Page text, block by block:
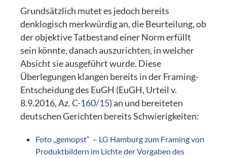
Grundsätzlich mutet es jedoch bereits
denklogisch merkwürdig an, die Beurteilung, ob
der objektive Tatbestand einer Norm erfüllt
sein könnte, danach auszurichten, in welcher
Absicht sie ausgeführt wurde. Diese
Überlegungen klangen bereits in der Framing-
Entscheidung des EuGH (EuGH, Urteil v.
8.9.2016, Az.C-160/15) an und bereiteten
deutschen Gerichten bereits Schwierigkeiten:
Foto „gemopst“ ­ – LG Hamburg zum Framing von
Produktbildern im Lichte der Vorgaben des